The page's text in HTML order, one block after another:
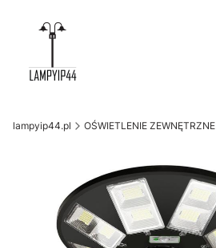
lampyip44.pl OŚWIETLENIE ZEWNĘTRZNE